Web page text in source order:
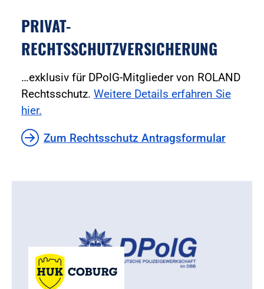
PRIVAT-
RECHTSSCHUTZVERSICHERUNG
…exklusiv für DPolG-Mitglieder von ROLAND
Rechtsschutz. Weitere Details erfahren Sie
hier.
Zum Rechtsschutz Antragsformular